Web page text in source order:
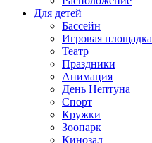
Для детей
Бассейн
Игровая площадка
Театр
Праздники
Анимация
День Нептуна
Спорт
Кружки
Зоопарк
Кинозал